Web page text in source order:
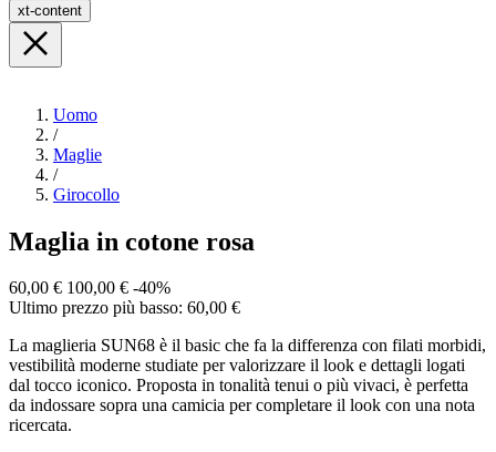
xt-content
Uomo
/
Maglie
/
Girocollo
Maglia in cotone rosa
60,00 € 100,00 € -40%
Ultimo prezzo più basso: 60,00 €
La maglieria SUN68 è il basic che fa la differenza con filati morbidi,
vestibilità moderne studiate per valorizzare il look e dettagli logati
dal tocco iconico. Proposta in tonalità tenui o più vivaci, è perfetta
da indossare sopra una camicia per completare il look con una nota
ricercata.